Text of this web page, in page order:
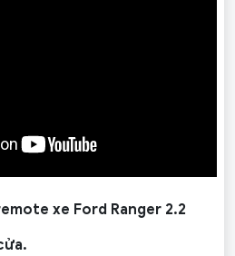
xe Ford Ranger 2.2